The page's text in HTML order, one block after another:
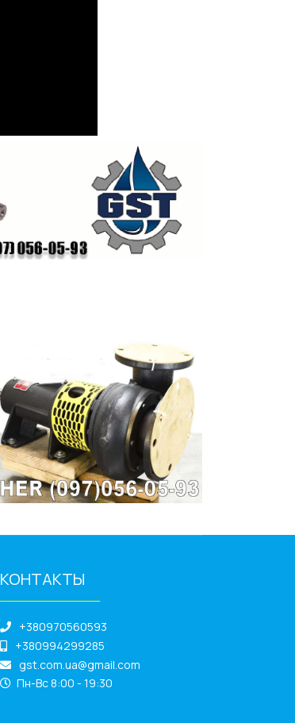
КОНТАКТЫ
+380970560593
+380994299285
gst.com.ua@gmail.com
Пн-Вс 8:00 - 19:30